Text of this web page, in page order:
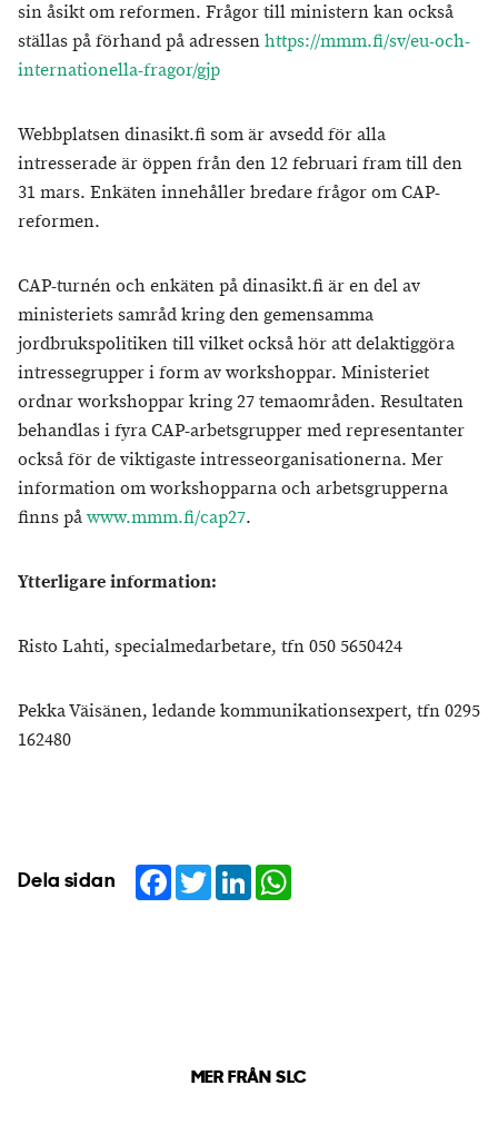
sin åsikt om reformen. Frågor till ministern kan också
ställas på förhand på adressenhttps://mmm.fi/sv/eu-och-
internationella-fragor/gjp
Webbplatsen dinasikt.fi som är avsedd för alla
intresserade är öppen från den 12 februari fram till den
31 mars. Enkäten innehåller bredare frågor om CAP-
reformen.
CAP-turnén och enkäten på dinasikt.fi är en del av
ministeriets samråd kring den gemensamma
jordbrukspolitiken till vilket också hör att delaktiggöra
intressegrupper i form av workshoppar. Ministeriet
ordnar workshoppar kring 27 temaområden. Resultaten
behandlas i fyra CAP-arbetsgrupper med representanter
också för de viktigaste intresseorganisationerna. Mer
information om workshopparna och arbetsgrupperna
finns påwww.mmm.fi/cap27.
Ytterligare information:
Risto Lahti, specialmedarbetare, tfn 050 5650424
Pekka Väisänen, ledande kommunikationsexpert, tfn 0295
162480
Dela sidan Facebook
TwitterLinkedIn
MER FRÅN SLC